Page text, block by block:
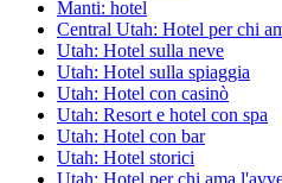
Manti: hotel
Central Utah: Hotel per chi
Utah: Hotel sulla neve
Utah: Hotel sulla spiaggia
Utah: Hotel con casinò
Utah: Resort e hotel con spa
Utah: Hotel con bar
Utah: Hotel storici